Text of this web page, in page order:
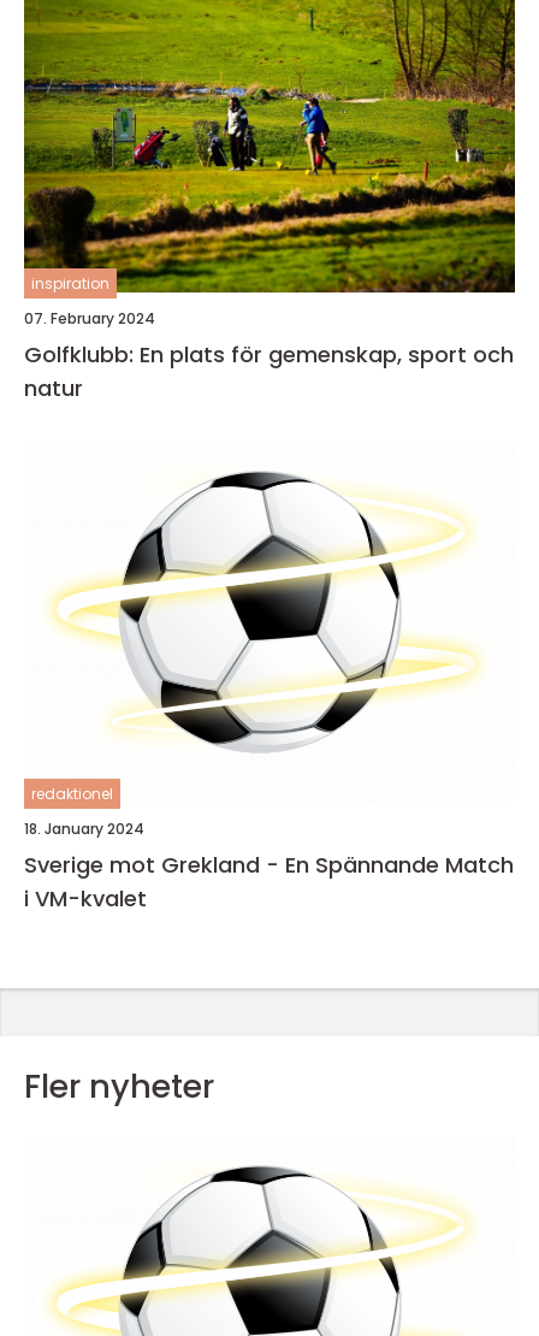
inspiration
07. February 2024
Golfklubb: En plats för gemenskap, sport och
natur
redaktionel
18. January 2024
Sverige mot Grekland - En Spännande Match
i VM-kvalet
Fler nyheter